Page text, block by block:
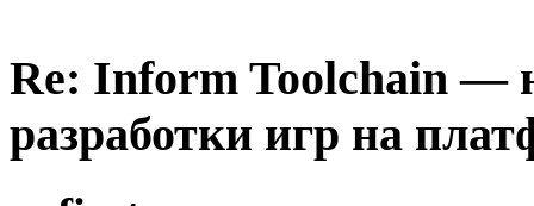
Re: Inform Toolchain —
разработки игр на